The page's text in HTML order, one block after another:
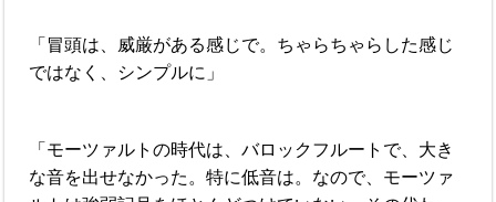
「冒頭は、威厳がある感じで。ちゃらちゃらした感じ
ではなく、シンプルに」
「モーツァルトの時代は、バロックフルートで、大き
な音を出せなかった。特に低音は。なので、モーツァ